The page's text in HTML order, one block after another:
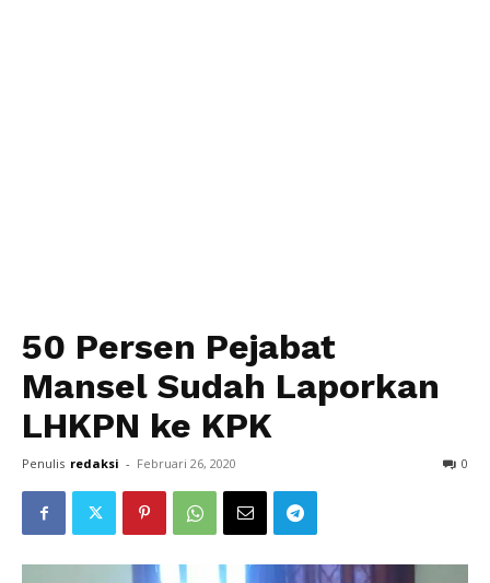
50 Persen Pejabat
Mansel Sudah Laporkan
LHKPN ke KPK
Penulis redaksi - Februari 26, 2020 0